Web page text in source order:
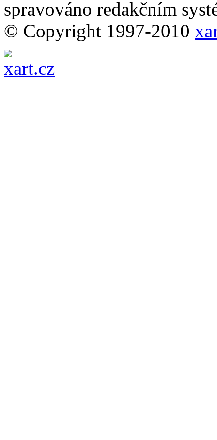
spravováno redakčním
© Copyright 1997-2010